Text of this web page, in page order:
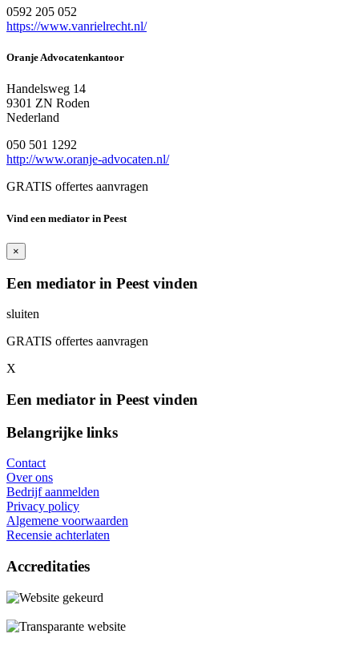
0592 205 052
https://www.vanrielrecht.nl/
Oranje Advocatenkantoor
Handelsweg 14
9301 ZN Roden
Nederland
050 501 1292
http://www.oranje-advocaten.nl/
GRATIS offertes aanvragen
Vind een mediator in Peest
×
Een mediator in Peest vinden
sluiten
GRATIS offertes aanvragen
X
Een mediator in Peest vinden
Belangrijke links
Contact
Over ons
Bedrijf aanmelden
Privacy policy
Algemene voorwaarden
Recensie achterlaten
Accreditaties